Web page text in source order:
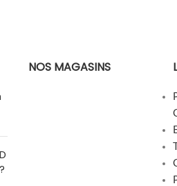
NOS MAGASINS